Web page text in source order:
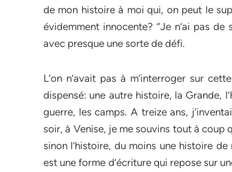
de mon histoire à moi qui, on peut le
évidemment innocente? “Je n’ai pas
avec presque une sorte de défi.
L’on n’avait pas à m’interroger sur
dispensé: une autre histoire, la Grande,
guerre, les camps. A treize ans,
soir, à Venise, je me souvins tout à coup
sinon l’histoire, du moins une histoire
est une forme d’écriture qui repose sur